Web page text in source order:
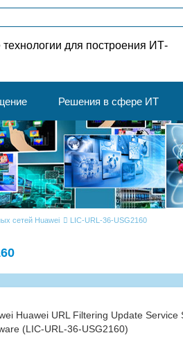
для построения ИТ-
Решения в сфере ИТ
сетей Huawei LIC-URL-36-USG2160
Huawei URL Filtering Update
(LIC-URL-36-USG2160)